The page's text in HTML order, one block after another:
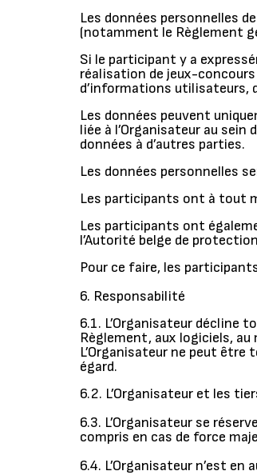
Les données personnelles
(notamment le Règlement
Si le participant y a
réalisation de jeux-
d’informations utilisateurs,
Les données peuvent
liée à l’Organisateur au
données à d’autres parties.
Les données personnelles
Les participants ont à tout
Les participants ont
l’Autorité belge de
Pour ce faire, les
6. Responsabilité
6.1. L’Organisateur décline
Règlement, aux logiciels,
L’Organisateur ne peut
égard.
6.2. L’Organisateur et les
6.3. L’Organisateur se
compris en cas de force
6.4. L’Organisateur n’est